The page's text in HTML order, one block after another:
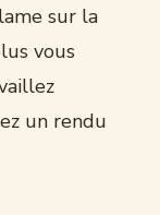
sur la
vous
un rendu